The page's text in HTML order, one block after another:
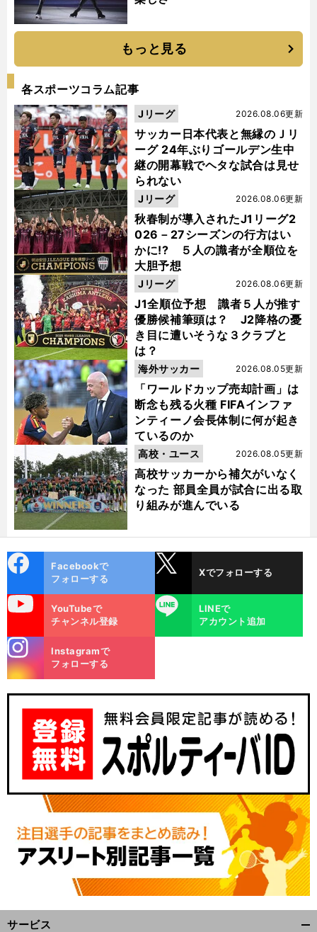
もっと見る
各スポーツコラム記事
サッカー日本代表と無縁のＪリ
ーグ 24年ぶりゴールデン生中
継の開幕戦でヘタな試合は見せ
られない
2026.08.06更新
Jリーグ
秋春制が導入されたJ1リーグ2
026－27シーズンの行方はい
かに!? ５人の識者が全順位を
大胆予想
2026.08.06更新
Jリーグ
J1全順位予想 識者５人が推す
優勝候補筆頭は？ J2降格の憂
き目に遭いそうな３クラブと
は？
2026.08.06更新
Jリーグ
「ワールドカップ売却計画」は
断念も残る火種 FIFAインファ
ンティーノ会長体制に何が起き
ているのか
2026.08.05更新
海外サッカー
高校サッカーから補欠がいなく
なった 部員全員が試合に出る取
り組みが進んでいる
2026.08.05更新
高校・ユース
ok
Facebookで
フォローする
Xでフォローする
YouTubeで
チャンネル登録
LINE
LINEで
アカウント追加
m
Instagramで
フォローする
サービス